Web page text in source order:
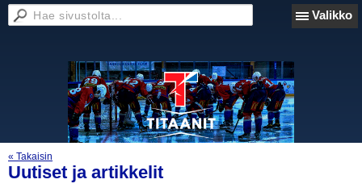
Valikko
« Takaisin
Uutiset ja artikkelit